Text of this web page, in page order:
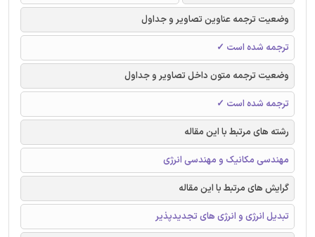
وضعیت ترجمه عناوین تصاویر و جداول
ترجمه شده است ✓
وضعیت ترجمه متون داخل تصاویر و جداول
ترجمه شده است ✓
رشته های مرتبط با این مقاله
مهندسی مکانیک و مهندسی انرژی
گرایش های مرتبط با این مقاله
تبدیل انرژی و انرژی های تجدیدپذیر